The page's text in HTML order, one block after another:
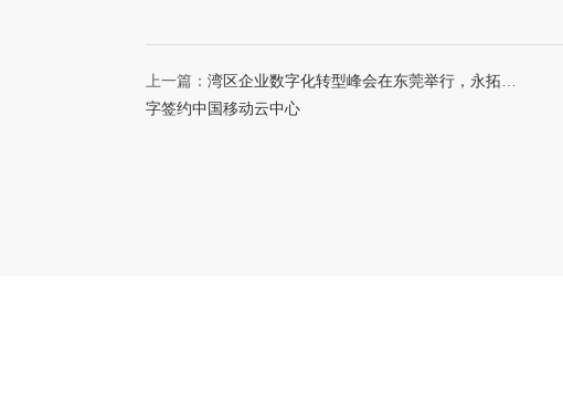
上一篇： 湾区企业数字化转型峰会在东莞举行，永拓数
字签约中国移动云中心